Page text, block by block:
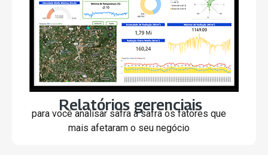
Relatórios gerenciais
para você analisar safra a safra os fatores que
mais afetaram o seu negócio